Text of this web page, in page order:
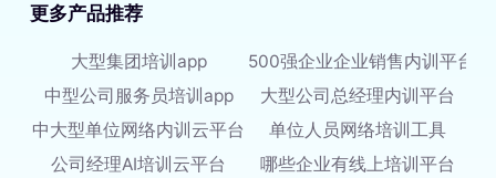
更多产品推荐
大型集团培训app
500强企业企业销售内训平台
中型公司服务员培训app
大型公司总经理内训平台
中大型单位网络内训云平台
单位人员网络培训工具
公司经理AI培训云平台
哪些企业有线上培训平台